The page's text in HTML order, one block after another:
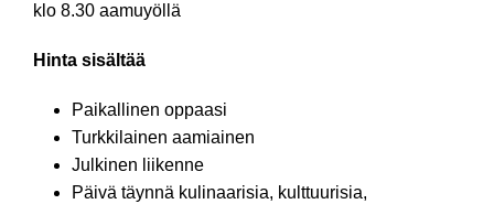
klo 8.30 aamuyöllä
Hinta sisältää
Paikallinen oppaasi
Turkkilainen aamiainen
Julkinen liikenne
Päivä täynnä kulinaarisia, kulttuurisia,